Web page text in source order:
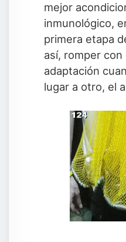
mejor
inmunológico,
primera etapa
así, romper con
adaptación
lugar a otro, el